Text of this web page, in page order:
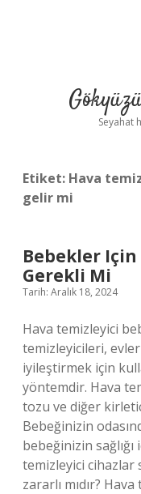
Seyahat
Etiket: Hava
gelir mi
Bebekler
Gerekli Mi
Tarih: Aralık 18, 2024
Hava temizleyici
temizleyicileri,
iyileştirmek için
yöntemdir. Hava
tozu ve diğer
Bebeğinizin
bebeğinizin sağlığı
temizleyici cihazlar
zararlı mıdır?